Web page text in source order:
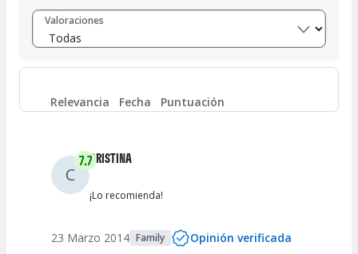
Entre 8 y 10 (8)
Entre 6 y 8 (2)
Entre 4 y 6 0
Entre 0 y 2
Valoraciones
Relevancia Fecha Puntuación
C
7.7CRISTINA
¡Lo recomienda!
23 Marzo 2014 Family Opinión verificada